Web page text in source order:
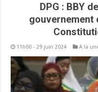
DPG : BBY
gouvernement
11h00 - 29 juin 2024 A la